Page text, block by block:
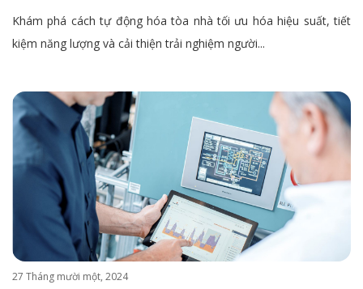
Khám phá cách tự động hóa tòa nhà tối ưu hóa hiệu suất, tiết
kiệm năng lượng và cải thiện trải nghiệm người...
27 Tháng mười một, 2024